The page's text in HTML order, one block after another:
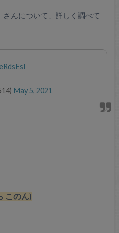
さんについて、詳しく調べて
May 5, 2021
このん)